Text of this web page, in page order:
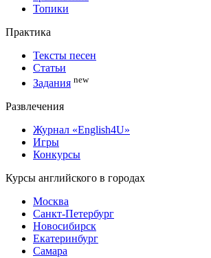
Топики
Практика
Тексты песен
Статьи
Задания new
Развлечения
Журнал «English4U»
Игры
Конкурсы
Курсы английского в городах
Москва
Санкт-Петербург
Новосибирск
Екатеринбург
Самара